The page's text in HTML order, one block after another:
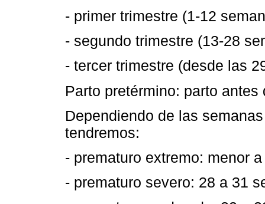
- primer trimestre (1-12
- segundo trimestre (13-28
- tercer trimestre (desde las
Parto pretérmino: parto
Dependiendo de las
tendremos:
- prematuro extremo: menor
- prematuro severo: 28 a 31